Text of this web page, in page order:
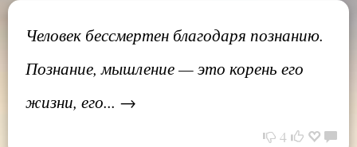
Человек бессмертен благодаря познанию.
Познание, мышление — это корень его
жизни, его... →
4